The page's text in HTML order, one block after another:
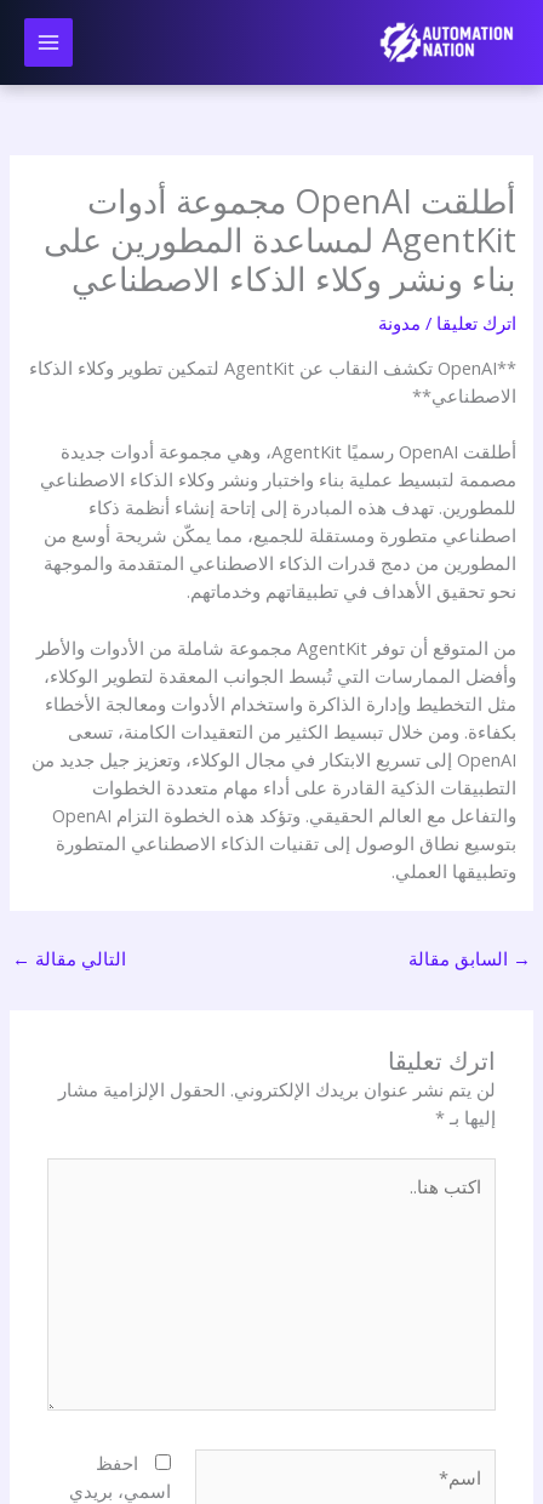
أطلقت OpenAI مجموعة أدوات
AgentKit لمساعدة المطورين على
بناء ونشر وكلاء الذكاء الاصطناعي
اترك تعليقا / مدونة
**OpenAI تكشف النقاب عن AgentKit لتمكين تطوير وكلاء الذكاء
الاصطناعي**
أطلقت OpenAI رسميًا AgentKit، وهي مجموعة أدوات جديدة
مصممة لتبسيط عملية بناء واختبار ونشر وكلاء الذكاء الاصطناعي
للمطورين. تهدف هذه المبادرة إلى إتاحة إنشاء أنظمة ذكاء
اصطناعي متطورة ومستقلة للجميع، مما يمكّن شريحة أوسع من
المطورين من دمج قدرات الذكاء الاصطناعي المتقدمة والموجهة
نحو تحقيق الأهداف في تطبيقاتهم وخدماتهم.
من المتوقع أن توفر AgentKit مجموعة شاملة من الأدوات والأطر
وأفضل الممارسات التي تُبسط الجوانب المعقدة لتطوير الوكلاء،
مثل التخطيط وإدارة الذاكرة واستخدام الأدوات ومعالجة الأخطاء
بكفاءة. ومن خلال تبسيط الكثير من التعقيدات الكامنة، تسعى
OpenAI إلى تسريع الابتكار في مجال الوكلاء، وتعزيز جيل جديد من
التطبيقات الذكية القادرة على أداء مهام متعددة الخطوات
والتفاعل مع العالم الحقيقي. وتؤكد هذه الخطوة التزام OpenAI
بتوسيع نطاق الوصول إلى تقنيات الذكاء الاصطناعي المتطورة
وتطبيقها العملي.
→ السابق مقالة التالي مقالة ←
اترك تعليقا
لن يتم نشر عنوان بريدك الإلكتروني. الحقول الإلزامية مشار
إليها بـ*
هنا..
احفظ
اسمي، بريدي